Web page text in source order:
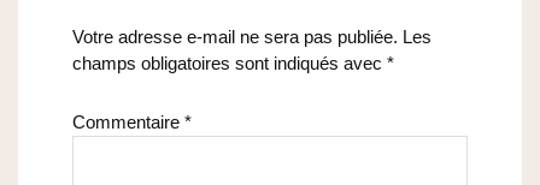
Votre adresse e-mail ne sera pas publiée. Les
champs obligatoires sont indiqués avec *
Commentaire *